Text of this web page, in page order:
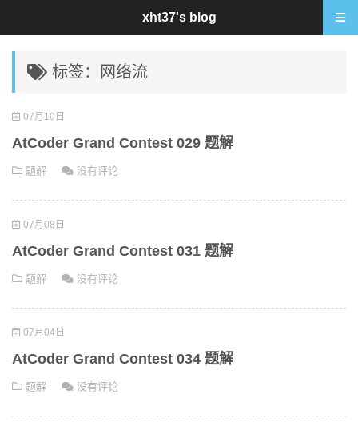
标签：网络流
07月10日
AtCoder Grand Contest 029 题解
题解 没有评论
07月08日
AtCoder Grand Contest 031 题解
题解 没有评论
07月04日
AtCoder Grand Contest 034 题解
题解 没有评论
xht37's blog